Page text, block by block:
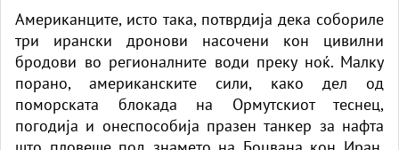
Американците, исто така, потврдија дека собориле
три ирански дронови насочени кон цивилни
бродови во регионалните води преку ноќ. Малку
порано, американските сили, како дел од
поморската блокада на Ормутскиот теснец,
погодија и онеспособија празен танкер за нафта